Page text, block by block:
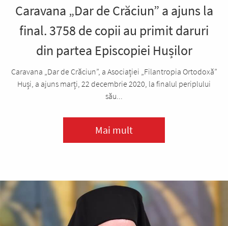
Caravana „Dar de Crăciun” a ajuns la
final. 3758 de copii au primit daruri
din partea Episcopiei Hușilor
Caravana „Dar de Crăciun”, a Asociației „Filantropia Ortodoxă”
Huși, a ajuns marți, 22 decembrie 2020, la finalul periplului
său...
Mai mult